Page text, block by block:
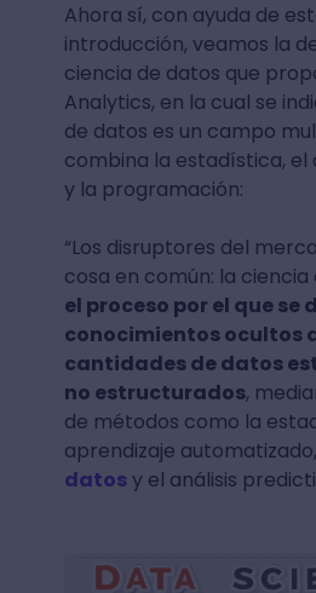
Ahora sí, con ayuda de
introducción, veamos la
ciencia de datos que
Analytics, en la cual se
de datos es un campo
combina la estadística, el
y la programación:
“Los disruptores del
cosa en común: la ciencia
el proceso por el que se
conocimientos ocultos
cantidades de datos
no estructurados,
de métodos como la
aprendizaje
datosy el análisis